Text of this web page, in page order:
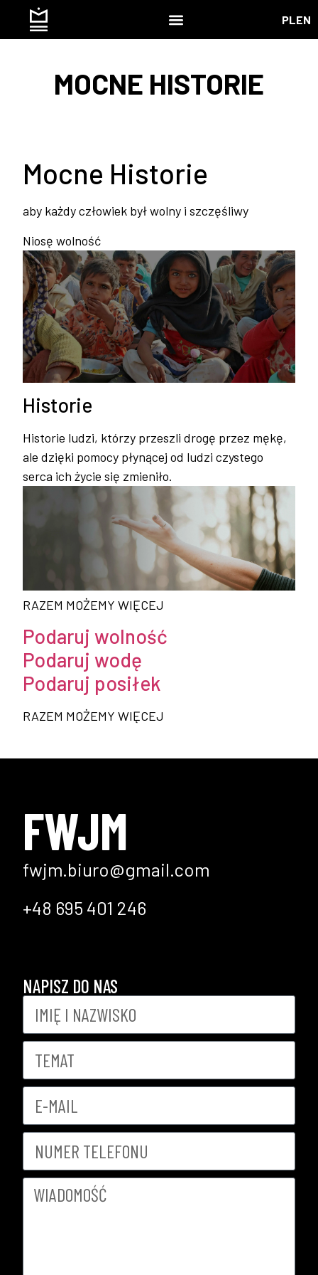
PL EN
MOCNE HISTORIE
Mocne Historie
aby każdy człowiek był wolny i szczęśliwy
Niosę wolność
Historie
Historie ludzi, którzy przeszli drogę przez mękę,
ale dzięki pomocy płynącej od ludzi czystego
serca ich życie się zmieniło.
RAZEM MOŻEMY WIĘCEJ
Podaruj wolność
Podaruj wodę
Podaruj posiłek
RAZEM MOŻEMY WIĘCEJ
FWJM
fwjm.biuro@gmail.com
+48 695 401 246
NAPISZ DO NAS